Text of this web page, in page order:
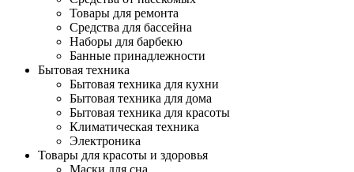
Товары для ремонта
Средства для бассейна
Наборы для барбекю
Банные принадлежности
Бытовая техника
Бытовая техника для кухни
Бытовая техника для дома
Бытовая техника для красоты
Климатическая техника
Электроника
Товары для красоты и здоровья
Маски для сна